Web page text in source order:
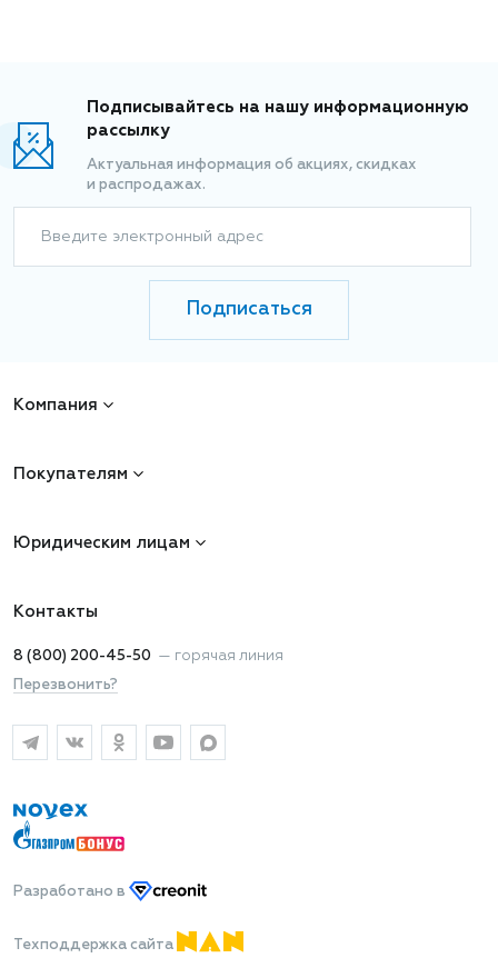
Подписывайтесь на нашу информационную
рассылку
Актуальная информация об акциях, скидках
и распродажах.
Введите электронный адрес
Подписаться
Компания
Покупателям
Юридическим лицам
Контакты
8 (800) 200-45-50 — горячая линия
Перезвонить?
Разработано в
Техподдержка сайта